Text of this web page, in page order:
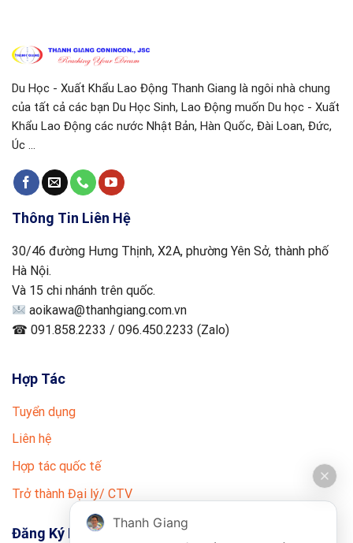
Du Học - Xuất Khẩu Lao Động Thanh Giang là ngôi nhà chung
của tất cả các bạn Du Học Sinh, Lao Động muốn Du học - Xuất
Khẩu Lao Động các nước Nhật Bản, Hàn Quốc, Đài Loan, Đức,
Úc ...
Thông Tin Liên Hệ
30/46 đường Hưng Thịnh, X2A, phường Yên Sở, thành phố
Hà Nội.
Và 15 chi nhánh trên quốc.
aoikawa@thanhgiang.com.vn
☎ 091.858.2233 / 096.450.2233 (Zalo)
Hợp Tác
Tuyển dụng
Liên hệ
Hợp tác quốc tế
Trở thành Đại lý/ CTV
Đăng Ký Nhận Tin
Thanh Giang